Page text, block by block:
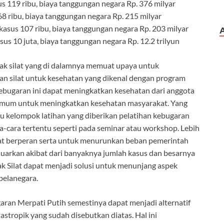
119 ribu, biaya tanggungan negara Rp. 376 milyar
ribu, biaya tanggungan negara Rp. 215 milyar
107 ribu, biaya tanggungan negara Rp. 203 milyar
10 juta, biaya tanggungan negara Rp. 12.2 trilyun
silat yang di dalamnya memuat upaya untuk
silat untuk kesehatan yang dikenal dengan program
ini dapat meningkatkan kesehatan dari anggota
untuk meningkatkan kesehatan masyarakat. Yang
kelompok latihan yang diberikan pelatihan kebugaran
cara tertentu seperti pada seminar atau workshop. Lebih
berperan serta untuk menurunkan beban pemerintah
akibat dari banyaknya jumlah kasus dan besarnya
Silat dapat menjadi solusi untuk menunjang aspek
Merpati Putih semestinya dapat menjadi alternatif
yang sudah disebutkan diatas. Hal ini